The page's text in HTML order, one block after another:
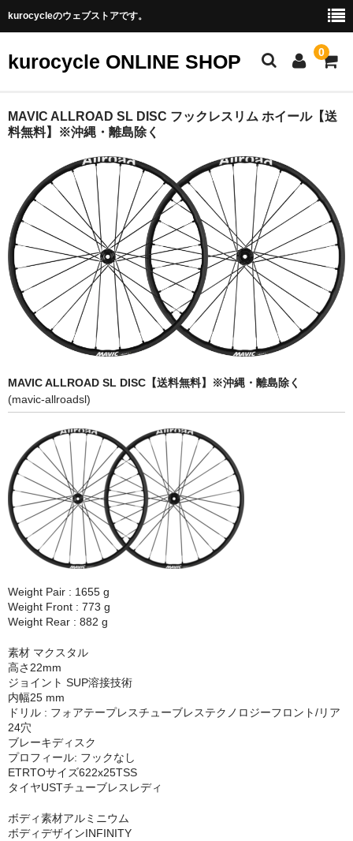
kurocycleのウェブストアです。
kurocycle ONLINE SHOP 0
STORE TOP
アクセサリ
パーツ
フレーム
ホイール
完成車
BRAND
MB WEAR エムビーウェア
SURLY サーリー
WINSPACE ウィンスペース
YOELEO ヨーレオ
CONTACT
HOME
MAVIC ALLROAD SL DISC フックレスリム ホイール【送
料無料】※沖縄・離島除く
MAVIC ALLROAD SL DISC【送料無料】※沖縄・離島除く
(mavic-allroadsl)
Weight Pair : 1655 g
Weight Front : 773 g
Weight Rear : 882 g
素材 マクスタル
高さ22mm
ジョイント SUP溶接技術
内幅25 mm
ドリル : フォアテープレスチューブレステクノロジーフロント/リア
24穴
ブレーキディスク
プロフィール: フックなし
ETRTOサイズ622x25TSS
タイヤUSTチューブレスレディ
ボディ素材アルミニウム
ボディデザインINFINITY